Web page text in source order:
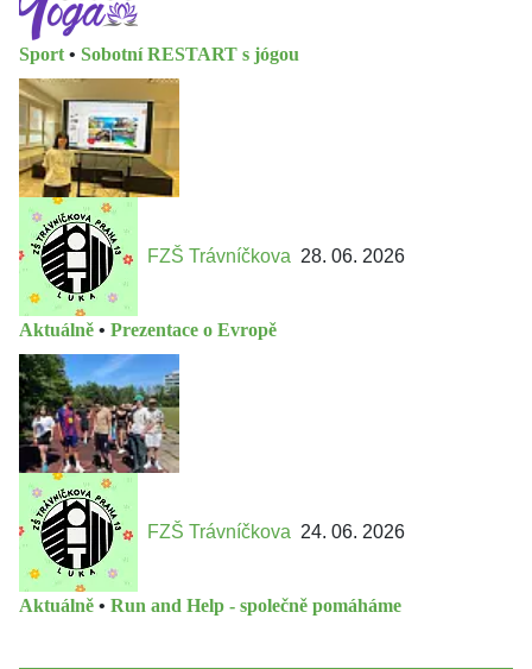
Sport • Sobotní RESTART s jógou
FZŠ Trávníčkova 28. 06. 2026
Aktuálně • Prezentace o Evropě
FZŠ Trávníčkova 24. 06. 2026
Aktuálně • Run and Help - společně pomáháme